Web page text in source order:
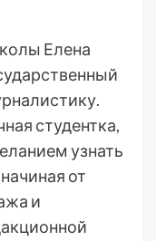
Елена
студентка,
узнать
от
и